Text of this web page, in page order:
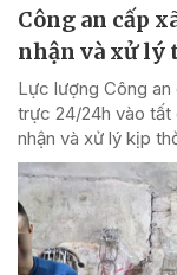
Công an cấp
nhận và xử lý
Lực lượng Công
trực 24/24h vào tất
nhận và xử lý kịp